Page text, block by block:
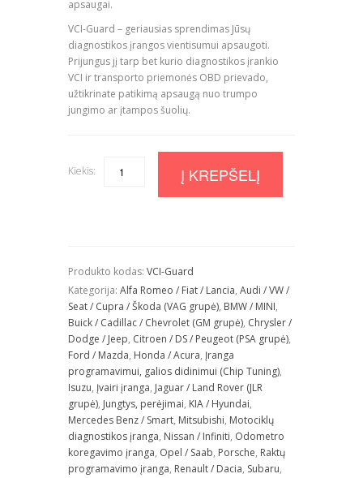
apsaugai.
VCI-Guard – geriausias sprendimas Jūsų
diagnostikos įrangos vientisumui apsaugoti.
Prijungus jį tarp bet kurio diagnostikos įrankio
VCI ir transporto priemonės OBD prievado,
užtikrinate patikimą apsaugą nuo trumpo
jungimo ar įtampos šuolių.
Kiekis: Quantity Į KREPŠELĮ
Produkto kodas: VCI-Guard
Kategorija: Alfa Romeo / Fiat / Lancia, Audi / VW /
Seat / Cupra / Škoda (VAG grupė), BMW / MINI,
Buick / Cadillac / Chevrolet (GM grupė), Chrysler /
Dodge / Jeep, Citroen / DS / Peugeot (PSA grupė),
Ford / Mazda, Honda / Acura, Įranga
programavimui, galios didinimui (Chip Tuning),
Isuzu, Įvairi įranga, Jaguar / Land Rover (JLR
grupė), Jungtys, perėjimai, KIA / Hyundai,
Mercedes Benz / Smart, Mitsubishi, Motociklų
diagnostikos įranga, Nissan / Infiniti, Odometro
koregavimo įranga, Opel / Saab, Porsche, Raktų
programavimo įranga, Renault / Dacia, Subaru,